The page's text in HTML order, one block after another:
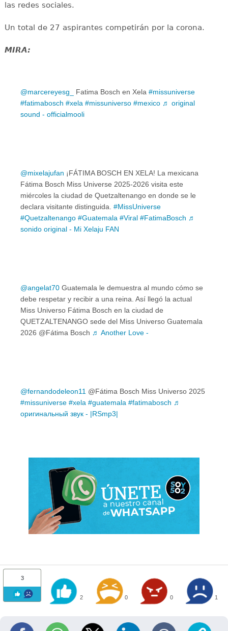
las redes sociales.
Un total de 27 aspirantes competirán por la corona.
MIRA:
@marcereyesg_ Fatima Bosch en Xela #missuniverse
#fatimabosch #xela #missuniverso #mexico ♬ original
sound - officialmooli
@mixelajufan ¡FÁTIMA BOSCH EN XELA! La mexicana
Fátima Bosch Miss Universe 2025-2026 visita este
miércoles la ciudad de Quetzaltenango en donde se le
declara visitante distinguida. #MissUniverse
#Quetzaltenango #Guatemala #Viral #FatimaBosch ♬
sonido original - Mi Xelaju FAN
@angelat70 Guatemala le demuestra al mundo cómo se
debe respetar y recibir a una reina. Así llegó la actual
Miss Universo Fátima Bosch en la ciudad de
QUETZALTENANGO sede del Miss Universo Guatemala
2026 @Fátima Bosch ♬ Another Love -
@fernandodeleon11 @Fátima Bosch Miss Universo 2025
#missuniverse #xela #guatemala #fatimabosch ♬
оригинальный звук - |RSmp3|
3
2 0 0 1